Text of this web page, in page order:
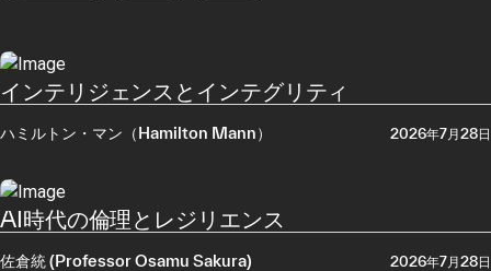
インテリジェンスとインテグリティ
ハミルトン・マン（Hamilton Mann） 2026年7月28日
AI時代の倫理とレジリエンス
佐倉統 (Professor Osamu Sakura) 2026年7月28日